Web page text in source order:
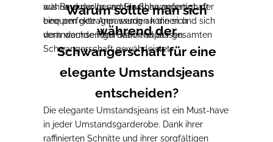
während der gesamten Schwangerschaft
bequem getragen werden können und sich
dem wachsenden Bauch anpassen.
aus Baumwolle und Elasthan gefertigt, der
eine perfekte Anpassung an die sich
verändernde Figur während der gesamten
Schwangerschaft gewährleistet.
Warum sollte man sich
während der
Schwangerschaft für eine
elegante Umstandsjeans
entscheiden?
Die elegante Umstandsjeans ist ein Must-have
in jeder Umstandsgarderobe. Dank ihrer
raffinierten Schnitte und ihrer sorgfältigen